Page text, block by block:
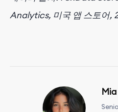
Analytics, 미국 앱 스토어,